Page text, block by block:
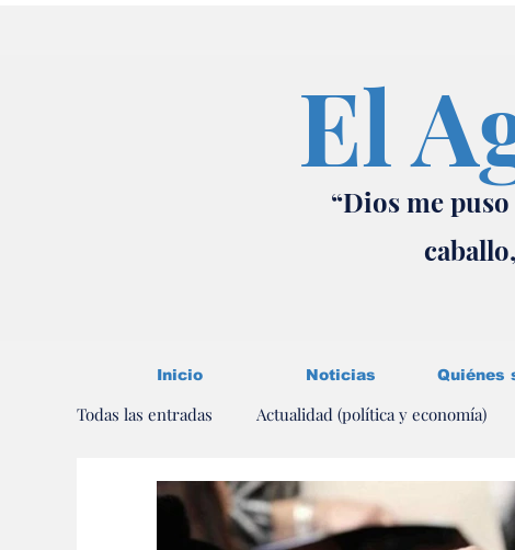
El
“Dios me
Todas las entradas Actualidad (política y economía)
Ambiente Editorial Economía y Producción
Inicio Noticias Quiénes